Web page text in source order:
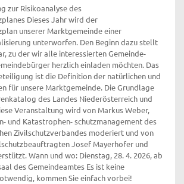
zur Risikoanalyse des
wird der
unserer Marktgemeinde einer
unterworfen. Den Beginn dazu stellt
zu der wir alle interessierten Gemeinde-
herzlich einladen möchten. Das
ist die Definition der natürlichen und
für unsere Marktgemeinde. Die Grundlage
des Landes Niederösterreich und
und Katastrophen- schutzmanagement des
Zivilschutzverbandes moderiert und von
Josef Mayerhofer und
28. 4. 2026, ab
Gemeindeamtes Es ist keine
kommen Sie einfach vorbei!